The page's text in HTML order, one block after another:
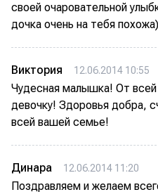
своей очаровательной
дочка очень на тебя
Виктория 12.06.2014 10:55
Чудесная малышка! От
девочку! Здоровья добра,
всей вашей семье!
Динара 12.06.2014 11:20
Поздравляем и желаем